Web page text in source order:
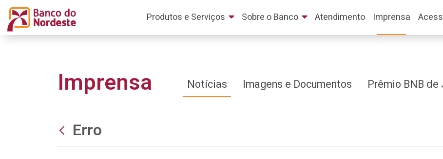
Produtos e Serviços Sobre o Banco Atendimento Imprensa
Imprensa Notícias Imagens e Documentos Prêmio BNB
Erro